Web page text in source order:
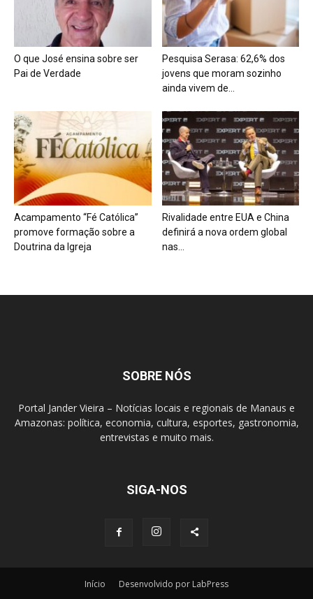
O que José ensina sobre ser
Pai de Verdade
Pesquisa Serasa: 62,6% dos
jovens que moram sozinho
ainda vivem de...
Acampamento “Fé Católica”
promove formação sobre a
Doutrina da Igreja
Rivalidade entre EUA e China
definirá a nova ordem global
nas...
SOBRE NÓS
Portal Jander Vieira – Notícias locais e regionais de Manaus e
Amazonas: política, economia, cultura, esportes, gastronomia,
entrevistas e muito mais.
SIGA-NOS
Início Desenvolvido por LabPress